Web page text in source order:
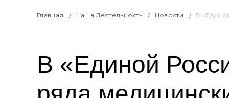
Главная Наша Деятельность Новости В
В «Единой